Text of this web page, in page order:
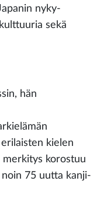
nyky-
sekä
hän
kielen
korostuu
75 uutta kanji-